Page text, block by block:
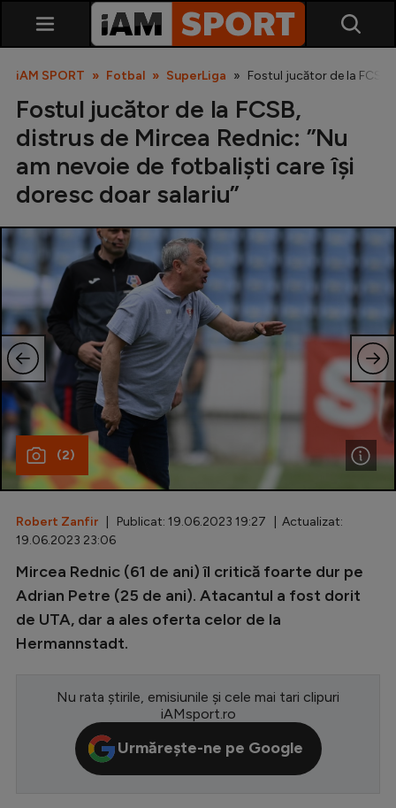
SuperLiga
Liga 2
Cupa României
Echipa Națională
U21
Fotbal feminin
Special
Diverse
Inedit
Clasamente
Champions League
Europa League
CM 2026
Premier League
iAM SPORT Fotbal SuperLiga Fostul jucător de la
Fostul jucător de la FCSB,
distrus de Mircea Rednic: ”Nu
am nevoie de fotbaliști care își
doresc doar salariu”
(2)
Robert Zanfir | Publicat: 19.06.2023 19:27 | Actualizat:
19.06.2023 23:06
Mircea Rednic (61 de ani) îl critică foarte dur pe
Adrian Petre (25 de ani). Atacantul a fost dorit
de UTA, dar a ales oferta celor de la
Hermannstadt.
Nu rata știrile, emisiunile și cele mai tari clipuri
iAMsport.ro
Urmărește-ne pe Google